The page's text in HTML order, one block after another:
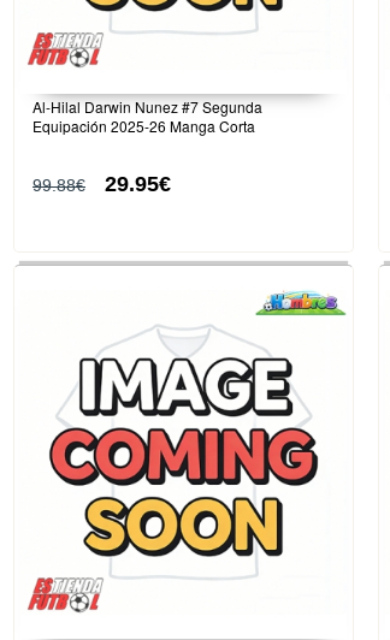
Al-Hilal Darwin Nunez #7 Segunda
Equipación 2025-26 Manga Corta
99.88€ 29.95€